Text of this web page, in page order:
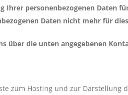
Ihrer personenbezogenen Daten
Daten nicht mehr für
über die unten angegebenen
zum Hosting und zur Darstellung